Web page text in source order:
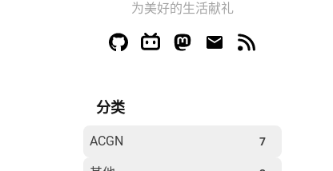
为美好的生活献礼
分类
ACGN 7